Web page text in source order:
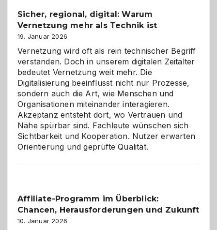
ein
dreifaches
Alaaf!
Sicher, regional, digital: Warum
Vernetzung mehr als Technik ist
19. Januar 2026
Vernetzung wird oft als rein technischer Begriff
verstanden. Doch in unserem digitalen Zeitalter
bedeutet Vernetzung weit mehr. Die
Digitalisierung beeinflusst nicht nur Prozesse,
sondern auch die Art, wie Menschen und
Organisationen miteinander interagieren.
Akzeptanz entsteht dort, wo Vertrauen und
Nähe spürbar sind. Fachleute wünschen sich
Sichtbarkeit und Kooperation. Nutzer erwarten
Orientierung und geprüfte Qualität.
Affiliate-Programm im Überblick:
Chancen, Herausforderungen und Zukunft
10. Januar 2026